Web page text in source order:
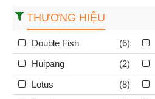
THƯƠNG HIỆU
Double Fish (6)
Huipang
(2)
Lotus
(8)